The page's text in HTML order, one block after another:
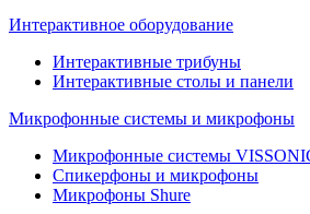
Интерактивное оборудование
Интерактивные трибуны
Интерактивные столы и панели
Микрофонные системы и микрофоны
Микрофонные системы
Спикерфоны и микрофоны
Микрофоны Shure